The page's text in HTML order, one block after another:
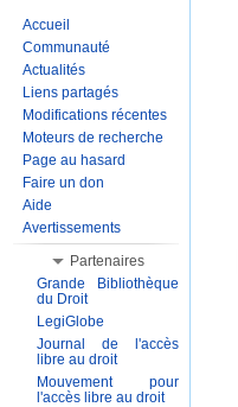
Accueil
Communauté
Actualités
Liens partagés
Modifications récentes
Moteurs de recherche
Page au hasard
Faire un don
Aide
Avertissements
Partenaires
Grande Bibliothèque
du Droit
LegiGlobe
Journal de l'accès
libre au droit
Mouvement pour
l'accès libre au droit